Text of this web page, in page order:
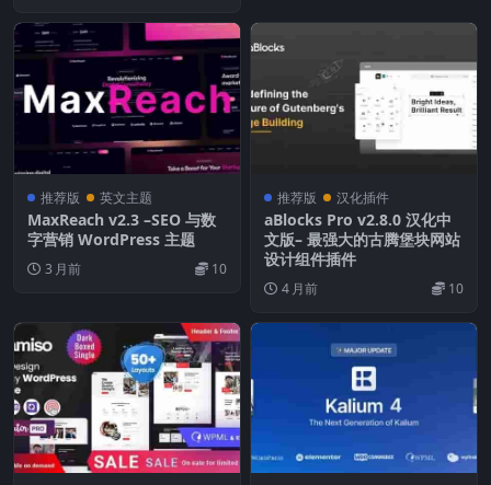
推荐版 英文主题
MaxReach v2.3 –SEO 与数
字营销 WordPress 主题
3 月前 10
推荐版 汉化插件
aBlocks Pro v2.8.0 汉化中
文版– 最强大的古腾堡块网站
设计组件插件
4 月前 10